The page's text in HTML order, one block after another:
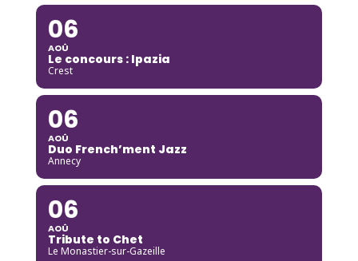
06
AOÛ
Le concours : Ipazia
Crest
06
AOÛ
Duo French’ment Jazz
Annecy
06
AOÛ
Tribute to Chet
Le Monastier-sur-Gazeille